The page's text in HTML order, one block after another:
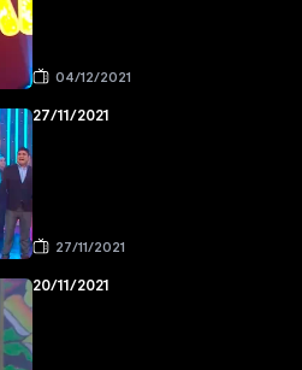
04/12/2021
27/11/2021
27/11/2021
20/11/2021